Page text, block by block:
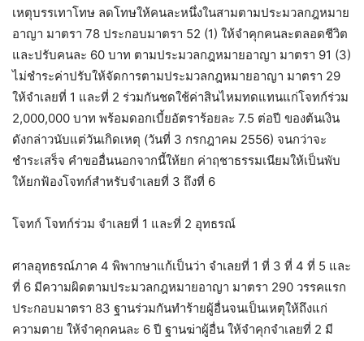
เหตุบรรเทาโทษ ลดโทษให้คนละหนึ่งในสามตามประมวลกฎหมาย
อาญา มาตรา 78 ประกอบมาตรา 52 (1) ให้จำคุกคนละตลอดชีวิต
และปรับคนละ 60 บาท ตามประมวลกฎหมายอาญา มาตรา 91 (3)
ไม่ชำระค่าปรับให้จัดการตามประมวลกฎหมายอาญา มาตรา 29
ให้จำเลยที่ 1 และที่ 2 ร่วมกันชดใช้ค่าสินไหมทดแทนแก่โจทก์ร่วม
2,000,000 บาท พร้อมดอกเบี้ยอัตราร้อยละ 7.5 ต่อปี ของต้นเงิน
ดังกล่าวนับแต่วันเกิดเหตุ (วันที่ 3 กรกฎาคม 2556) จนกว่าจะ
ชำระเสร็จ คำขออื่นนอกจากนี้ให้ยก ค่าฤชาธรรมเนียมให้เป็นพับ
ให้ยกฟ้องโจทก์สำหรับจำเลยที่ 3 ถึงที่ 6
โจทก์ โจทก์ร่วม จำเลยที่ 1 และที่ 2 อุทธรณ์
ศาลอุทธรณ์ภาค 4 พิพากษาแก้เป็นว่า จำเลยที่ 1 ที่ 3 ที่ 4 ที่ 5 และ
ที่ 6 มีความผิดตามประมวลกฎหมายอาญา มาตรา 290 วรรคแรก
ประกอบมาตรา 83 ฐานร่วมกันทำร้ายผู้อื่นจนเป็นเหตุให้ถึงแก่
ความตาย ให้จำคุกคนละ 6 ปี ฐานฆ่าผู้อื่น ให้จำคุกจำเลยที่ 2 มี